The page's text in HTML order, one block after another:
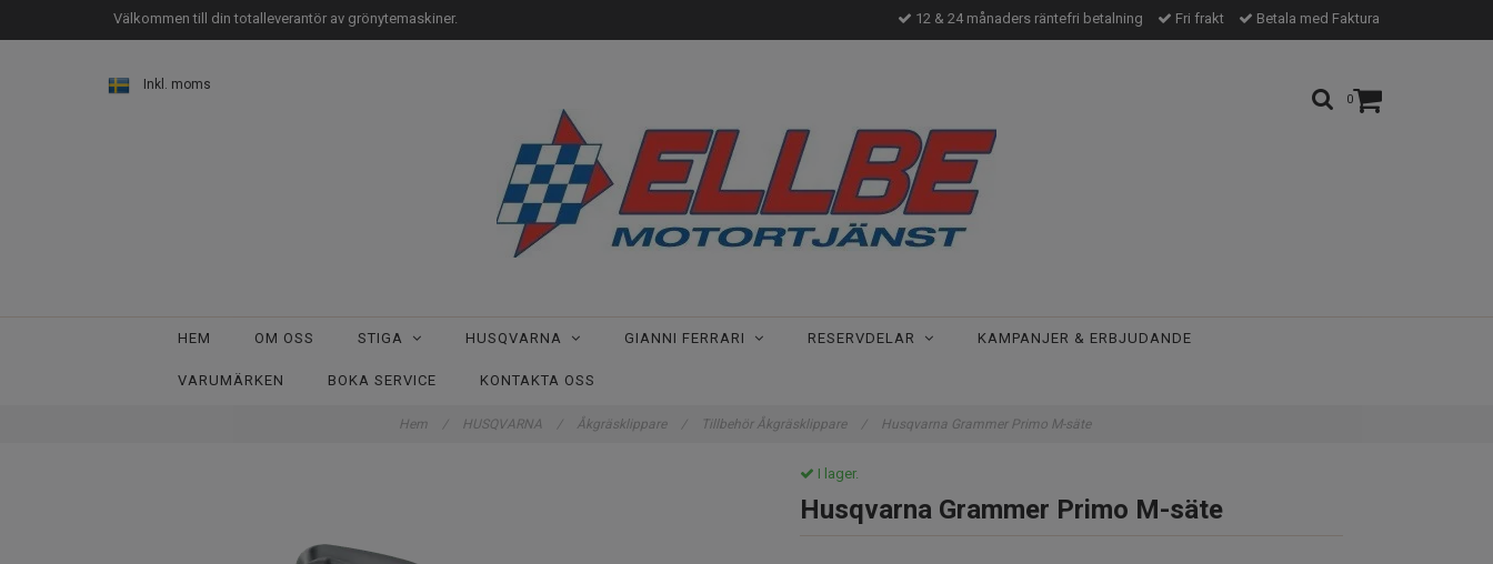
Välkommen till din totalleverantör av grönytemaskiner. 12 & 24 månaders räntefri betalning Fri frakt Betala med Faktura
0
Inkl. moms
HEM OM OSS STIGA HUSQVARNA GIANNI FERRARI RESERVDELAR KAMPANJER & ERBJUDANDE
VARUMÄRKEN BOKA SERVICE KONTAKTA OSS
Hem / HUSQVARNA / Åkgräsklippare / Tillbehör Åkgräsklippare / Husqvarna Grammer Primo M-säte
I lager.
Husqvarna Grammer Primo M-säte